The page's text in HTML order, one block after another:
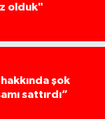
olduk"
şok
sattırdı”